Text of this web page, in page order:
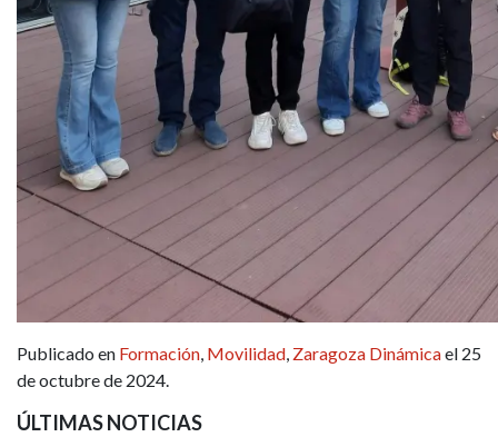
Publicado en Formación, Movilidad, Zaragoza Dinámicael 25
de octubre de 2024.
ÚLTIMAS NOTICIAS